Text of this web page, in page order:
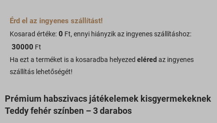
Érd el az ingyenes szállítást!
Kosarad értéke: 0 Ft, ennyi hiányzik az ingyenes szállításhoz:
30000 Ft
Ha ezt a terméket is a kosaradba helyezed eléred az ingyenes
szállítás lehetőségét!
Prémium habszivacs játékelemek kisgyermekeknek
Teddy fehér színben – 3 darabos